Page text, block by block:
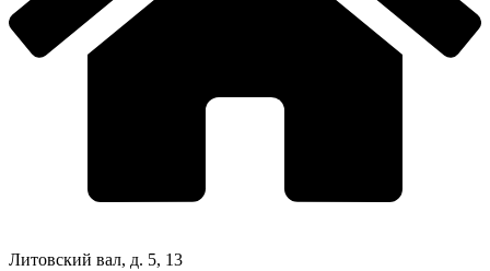
Литовский вал, д. 5, 13